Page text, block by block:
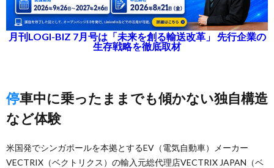
月刊LOGI-BIZ 7月号は「未来を創る輸送改革」 先行企業の
生存戦略を徹底取材
停車中に乗ったままでも傾かない独自構造
など体験
米国発でシンガポールを本拠とするEV（電気自動車）メーカー
VECTRIX（ベクトリクス）の輸入元総代理店VECTRIX JAPAN（ベ